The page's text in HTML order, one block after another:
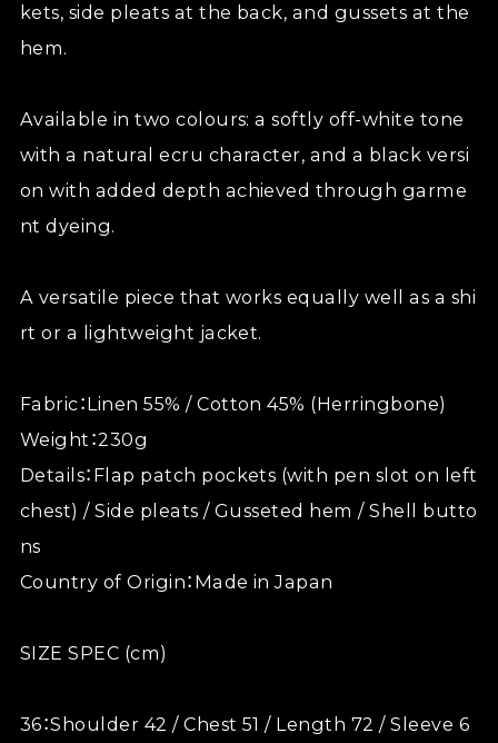
kets, side pleats at the back, and gussets at the
hem.
Available in two colours: a softly off-white tone
with a natural ecru character, and a black versi
on with added depth achieved through garme
nt dyeing.
A versatile piece that works equally well as a shi
rt or a lightweight jacket.
Fabric：Linen 55% / Cotton 45% (Herringbone)
Weight：230g
Details：Flap patch pockets (with pen slot on left
chest) / Side pleats / Gusseted hem / Shell butto
ns
Country of Origin：Made in Japan
SIZE SPEC (cm)
36：Shoulder 42 / Chest 51 / Length 72 / Sleeve 6